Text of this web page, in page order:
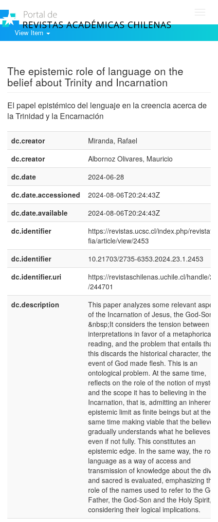
View Item
The epistemic role of language on the
belief about Trinity and Incarnation
El papel epistémico del lenguaje en la creencia acerca de
la Trinidad y la Encarnación
dc.creator
Miranda, Rafael
dc.creator
Albornoz Olivares, Mauricio
dc.date
2024-06-28
dc.date.accessioned
2024-08-06T20:24:43Z
dc.date.available
2024-08-06T20:24:43Z
dc.identifier
https://revistas.ucsc.cl/index.php/
fia/article/view/2453
dc.identifier
10.21703/2735-6353.2024.23.1.2453
dc.identifier.uri
https://revistaschilenas.uchile.cl/handle/
/244701
dc.description
This paper analyzes some relevant
of the Incarnation of Jesus, the God-Son.
&nbsp;It considers the tension between
interpretations in favor of a metaphorical
reading, and the problem that entails that
this discards the historical character, the
event of God made flesh. This is an
ontological problem. At the same time,
reflects on the role of the notion of
and the scope it has to believing in the
Incarnation, that is, admitting an inherent
epistemic limit as finite beings but at the
same time making viable that the believer
gradually understands what he believes,
even if not fully. This constitutes an
epistemic edge. In the same way, the role
language as a way of access and
transmission of knowledge about the
and sacred is evaluated, emphasizing the
role of the names used to refer to the
Father, the God-Son and the Holy Spirit,
considering their logical implications.